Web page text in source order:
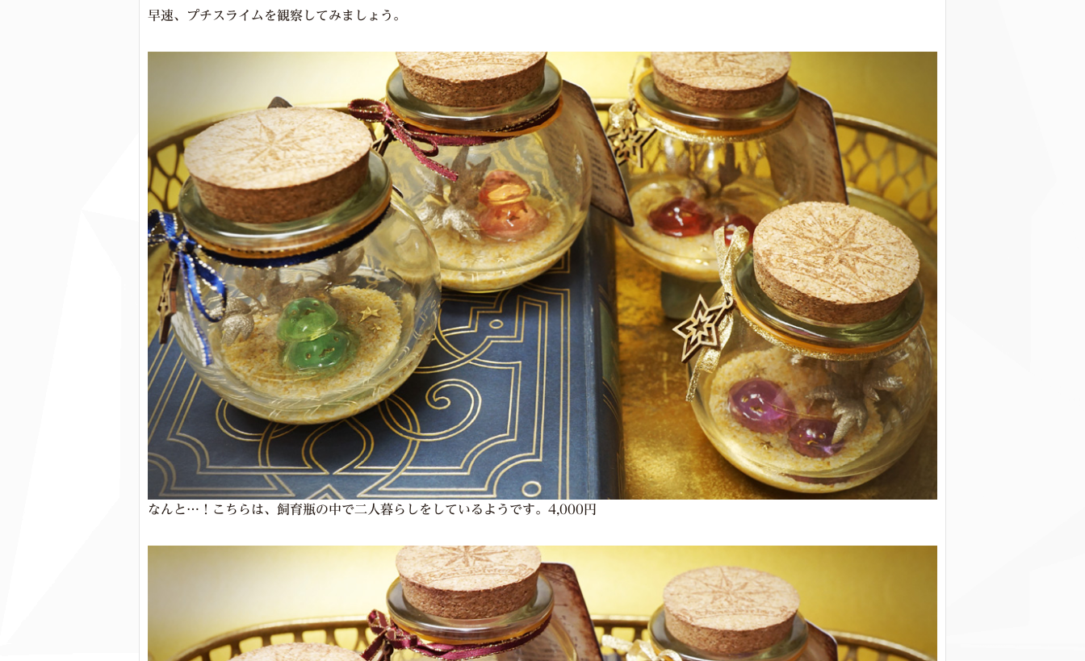
早速、プチスライムを観察してみましょう。
なんと…！こちらは、飼育瓶の中で二人暮らしをしているようです。4,000円